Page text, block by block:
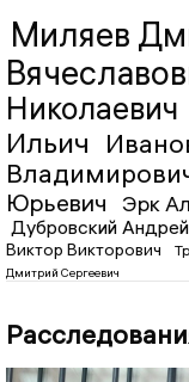
Миляев
Николаевич
Ильич
Юрьевич
Эрк
Дубровский
Виктор Викторович
Дмитрий Сергеевич